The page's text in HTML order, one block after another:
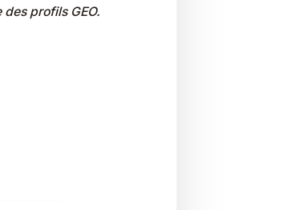
profils GEO.